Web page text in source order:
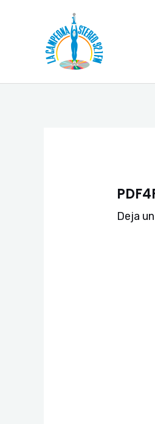
contenido
Deja
de
entradas